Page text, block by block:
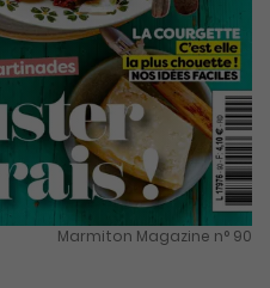
Marmiton Magazine n° 90